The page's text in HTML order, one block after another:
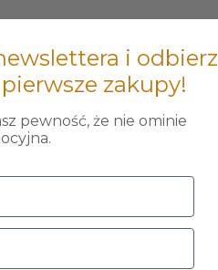
i odbierz
zakupy!
pewność, że nie ominie